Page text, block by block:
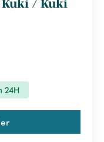
Kuki / Kuki
24H